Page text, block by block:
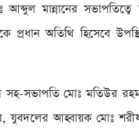
মান্নানের
অতিথি হিসেবে
সহ-সভাপতি মোঃ মতিউর
আহ্বায়ক মোঃ